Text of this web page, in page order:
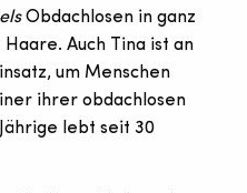
Obdachlosen in ganz
Auch Tina ist an
um Menschen
ihrer obdachlosen
lebt seit 30